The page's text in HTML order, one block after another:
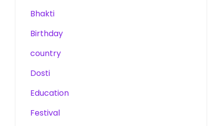
Bhakti
Birthday
country
Dosti
Education
Festival